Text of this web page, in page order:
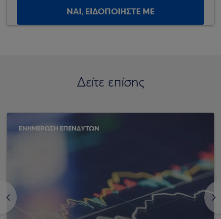
ΝΑΙ, ΕΙΔΟΠΟΙΗΣΤΕ ΜΕ
Δείτε επίσης
<
ΕΝΗΜΕΡΩΣΗ ΕΠΕΝΔΥΤΩΝ
>